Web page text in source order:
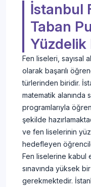
İstanbul
Taban
Yüzdelik
Fen liseleri, sayısal
olarak başarılı
türlerinden biridir.
matematik alanında
programlarıyla
şekilde
ve fen liselerinin
hedefleyen
Fen liselerine kabul
sınavında yüksek
gerekmektedir.